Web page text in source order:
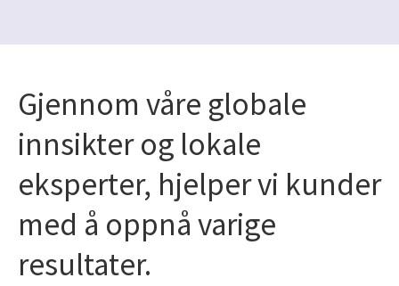
Gjennom våre globale
innsikter og lokale
eksperter, hjelper vi kunder
med å oppnå varige
resultater.